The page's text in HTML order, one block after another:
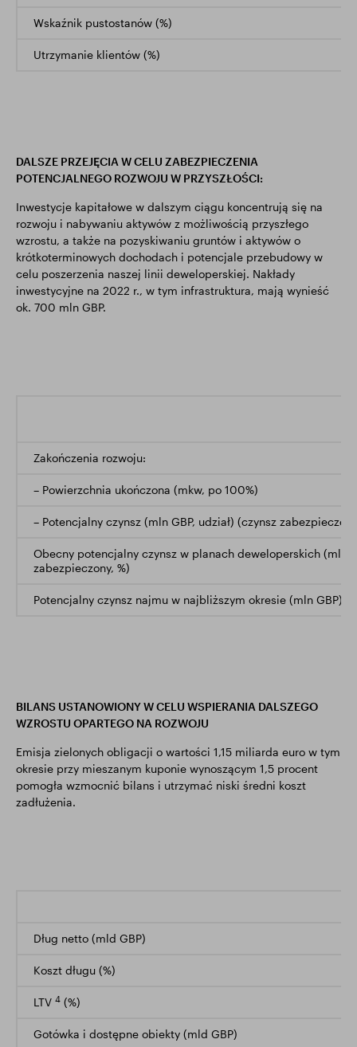
Wskaźnik pustostanów (%)
Utrzymanie klientów (%)
DALSZE PRZEJĘCIA W CELU ZABEZPIECZENIA
POTENCJALNEGO ROZWOJU W PRZYSZŁOŚCI:
Inwestycje kapitałowe w dalszym ciągu koncentrują się na
rozwoju i nabywaniu aktywów z możliwością przyszłego
wzrostu, a także na pozyskiwaniu gruntów i aktywów o
krótkoterminowych dochodach i potencjale przebudowy w
celu poszerzenia naszej linii deweloperskiej. Nakłady
inwestycyjne na 2022 r., w tym infrastruktura, mają wynieść
ok. 700 mln GBP.
Zakończenia rozwoju:
– Powierzchnia ukończona (mkw, po 100%)
– Potencjalny czynsz (mln GBP, udział) (czynsz
Obecny potencjalny czynsz w planach deweloperskich (mln
zabezpieczony, %)
Potencjalny czynsz najmu w najbliższym okresie (mln GBP)
BILANS USTANOWIONY W CELU WSPIERANIA DALSZEGO
WZROSTU OPARTEGO NA ROZWOJU
Emisja zielonych obligacji o wartości 1,15 miliarda euro w tym
okresie przy mieszanym kuponie wynoszącym 1,5 procent
pomogła wzmocnić bilans i utrzymać niski średni koszt
zadłużenia.
Dług netto (mld GBP)
Koszt długu (%)
LTV 4 (%)
Gotówka i dostępne obiekty (mld GBP)